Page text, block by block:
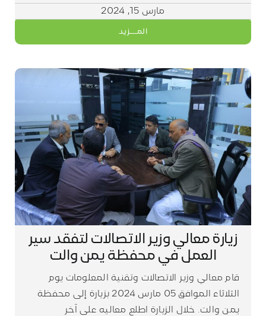
مارس 15, 2024
المـــزيد
زيارة معالي وزير الاتصالات لتفقد سير
العمل في محفظة يمن والت
قام معالي وزير الاتصالات وتقنية المعلومات يوم
الثلاثاء الموافق 05 مارس 2024 بزيارة إلى محفظة
يمن والت. خلال الزيارة اطلع معاليه على آخر